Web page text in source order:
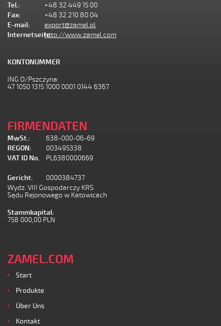
Tel.:
+48 32 449 15 00
Fax:
+48 32 210 80 04
E-mail:
export@zamel.pl
Internetseite:http://www.zamel.com
KONTONUMMER
ING O/Pszczyna:
47 1050 1315 1000 0001 0144 6367
FIRMENDATEN
MwSt.:
638-000-06-69
REGON:
003495338
VAT ID No.
PL6380000669
Gericht:
0000384737
Wydz. VIII Gospodarczy KRS
Sądu Rejonowego w Katowicach
Stammkapital:
758 000,00 PLN
ZAMEL.COM
Start
Produkte
Über Uns
Kontakt